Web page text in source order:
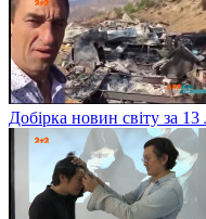
Добірка новин світу за